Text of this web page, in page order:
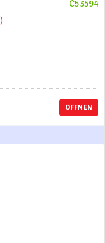
C53594
ÖFFNEN